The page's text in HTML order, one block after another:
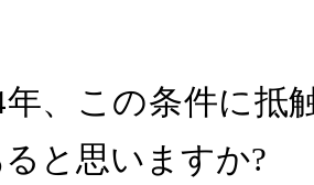
年、この条件に抵
ると思いますか?